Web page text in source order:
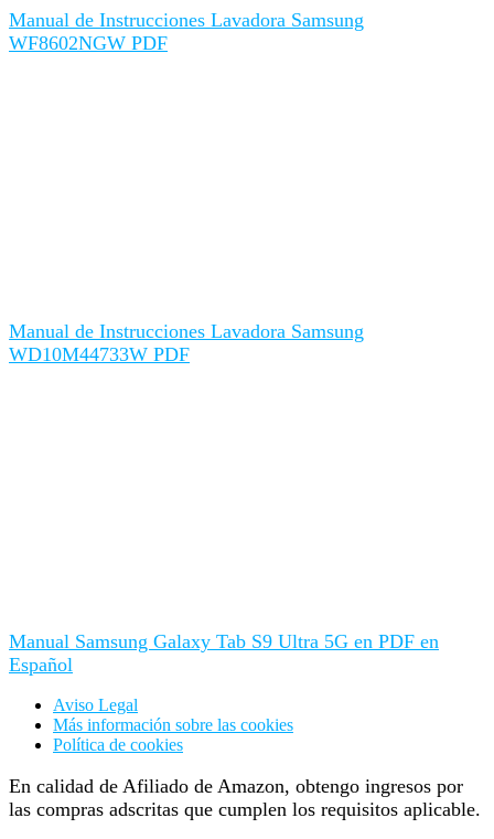
Manual de Instrucciones Lavadora Samsung
WF8602NGW PDF
Manual de Instrucciones Lavadora Samsung
WD10M44733W PDF
Manual Samsung Galaxy Tab S9 Ultra 5G en PDF en
Español
Aviso Legal
Más información sobre las cookies
Política de cookies
En calidad de Afiliado de Amazon, obtengo ingresos por
las compras adscritas que cumplen los requisitos aplicable.